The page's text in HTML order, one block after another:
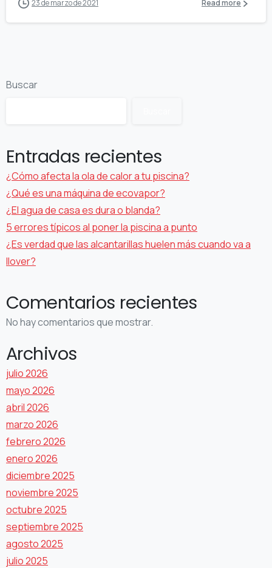
23 de marzo de 2021 Read more
Buscar
Entradas recientes
¿Cómo afecta la ola de calor a tu piscina?
¿Qué es una máquina de ecovapor?
¿El agua de casa es dura o blanda?
5 errores típicos al poner la piscina a punto
¿Es verdad que las alcantarillas huelen más cuando va a
llover?
Comentarios recientes
No hay comentarios que mostrar.
Archivos
julio 2026
mayo 2026
abril 2026
marzo 2026
febrero 2026
enero 2026
diciembre 2025
noviembre 2025
octubre 2025
septiembre 2025
agosto 2025
julio 2025